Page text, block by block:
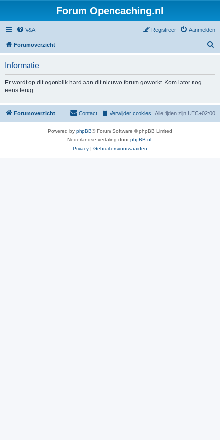
Forum Opencaching.nl
V&A Aanmelden
Registreer
Forumoverzicht
Informatie
Er wordt op dit ogenblik hard aan dit nieuwe forum gewerkt. Kom later nog
eens terug.
Forumoverzicht Alle tijden zijn UTC+02:00
Verwijder cookies
Contact
Powered by phpBB® Forum Software © phpBB Limited
Nederlandse vertaling doorphpBB.nl
Privacy | Gebruikersvoorwaarden